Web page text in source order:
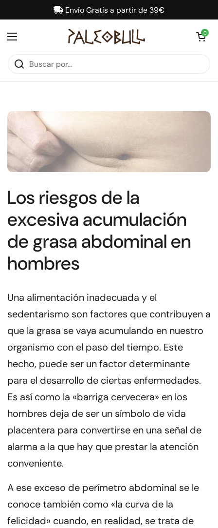
Envío Gratis a partir de 39€
Abrir menú
Abrir0
Los riesgos de la
excesiva acumulación
de grasa abdominal en
hombres
Una alimentación inadecuada y el
sedentarismo son factores que contribuyen a
que la grasa se vaya acumulando en nuestro
organismo con el paso del tiempo. Este
hecho, puede ser un factor determinante
para el desarrollo de ciertas enfermedades.
Es así como la «barriga cervecera» en los
hombres deja de ser un símbolo de vida
placentera para convertirse en una señal de
alarma a la que hay que prestar la atención
conveniente.
A ese exceso de perímetro abdominal se le
conoce también como «la curva de la
felicidad» cuando, en realidad, se trata de